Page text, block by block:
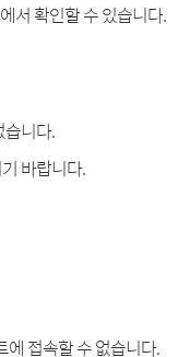
서 확인할 수 있습니다.
니다.
바랍니다.
에 접속할 수 없습니다.